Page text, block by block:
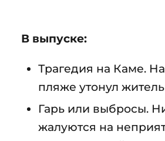
В выпуске:
Трагедия на Каме.
пляже утонул
Гарь или выбросы.
жалуются на